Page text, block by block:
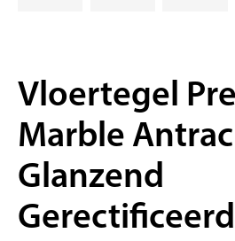
Vloertegel
Marble
Glanzend
Gerectificeerd